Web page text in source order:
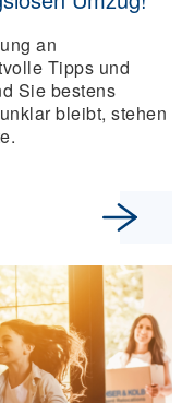
an
Tipps und
Sie bestens
bleibt, stehen